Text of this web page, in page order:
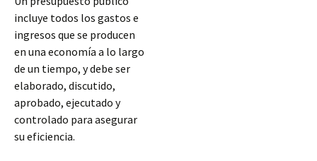
incluye todos los gastos e
ingresos que se producen
en una economía a lo largo
de un tiempo, y debe ser
elaborado, discutido,
aprobado, ejecutado y
controlado para asegurar
su eficiencia.